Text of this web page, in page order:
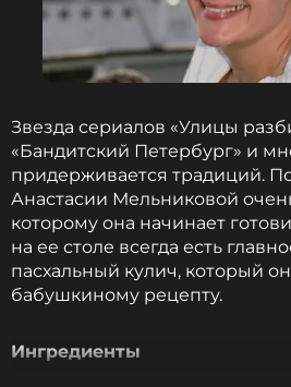
Звезда сериалов «Улицы
«Бандитский Петербург» и
придерживается традиций.
Анастасии Мельниковой
которому она начинает
на ее столе всегда есть
пасхальный кулич, который
бабушкиному рецепту.
Ингредиенты